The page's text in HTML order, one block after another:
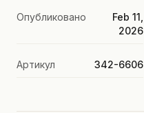
Опубликовано
Feb 11,
2026
Артикул 342-6606